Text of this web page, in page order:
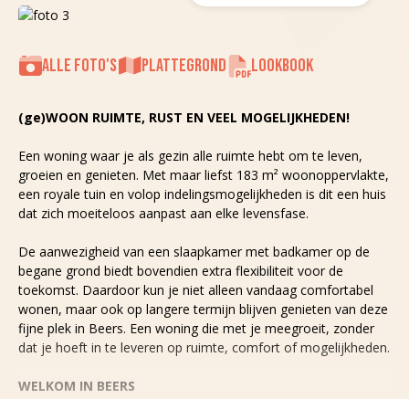
ALLE FOTO'S PLATTEGROND LOOKBOOK
(ge)WOON RUIMTE, RUST EN VEEL MOGELIJKHEDEN!
Een woning waar je als gezin alle ruimte hebt om te leven,
groeien en genieten. Met maar liefst 183 m² woonoppervlakte,
een royale tuin en volop indelingsmogelijkheden is dit een huis
dat zich moeiteloos aanpast aan elke levensfase.
De aanwezigheid van een slaapkamer met badkamer op de
begane grond biedt bovendien extra flexibiliteit voor de
toekomst. Daardoor kun je niet alleen vandaag comfortabel
wonen, maar ook op langere termijn blijven genieten van deze
fijne plek in Beers. Een woning die met je meegroeit, zonder
dat je hoeft in te leveren op ruimte, comfort of mogelijkheden.
WELKOM IN BEERS